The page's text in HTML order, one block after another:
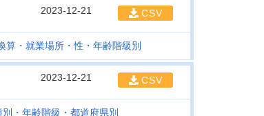
2023-12-21 CSV
算・就業場所・性・年齢階級別
2023-12-21 CSV
・年齢階級・都道府県別